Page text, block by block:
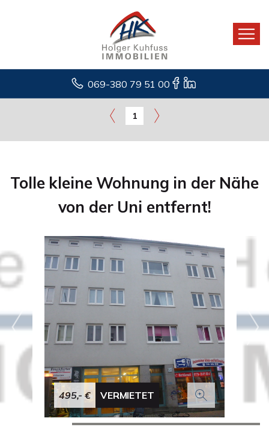
069-380 79 51 00
1
Tolle kleine Wohnung in der Nähe
von der Uni entfernt!
495,- € VERMIETET